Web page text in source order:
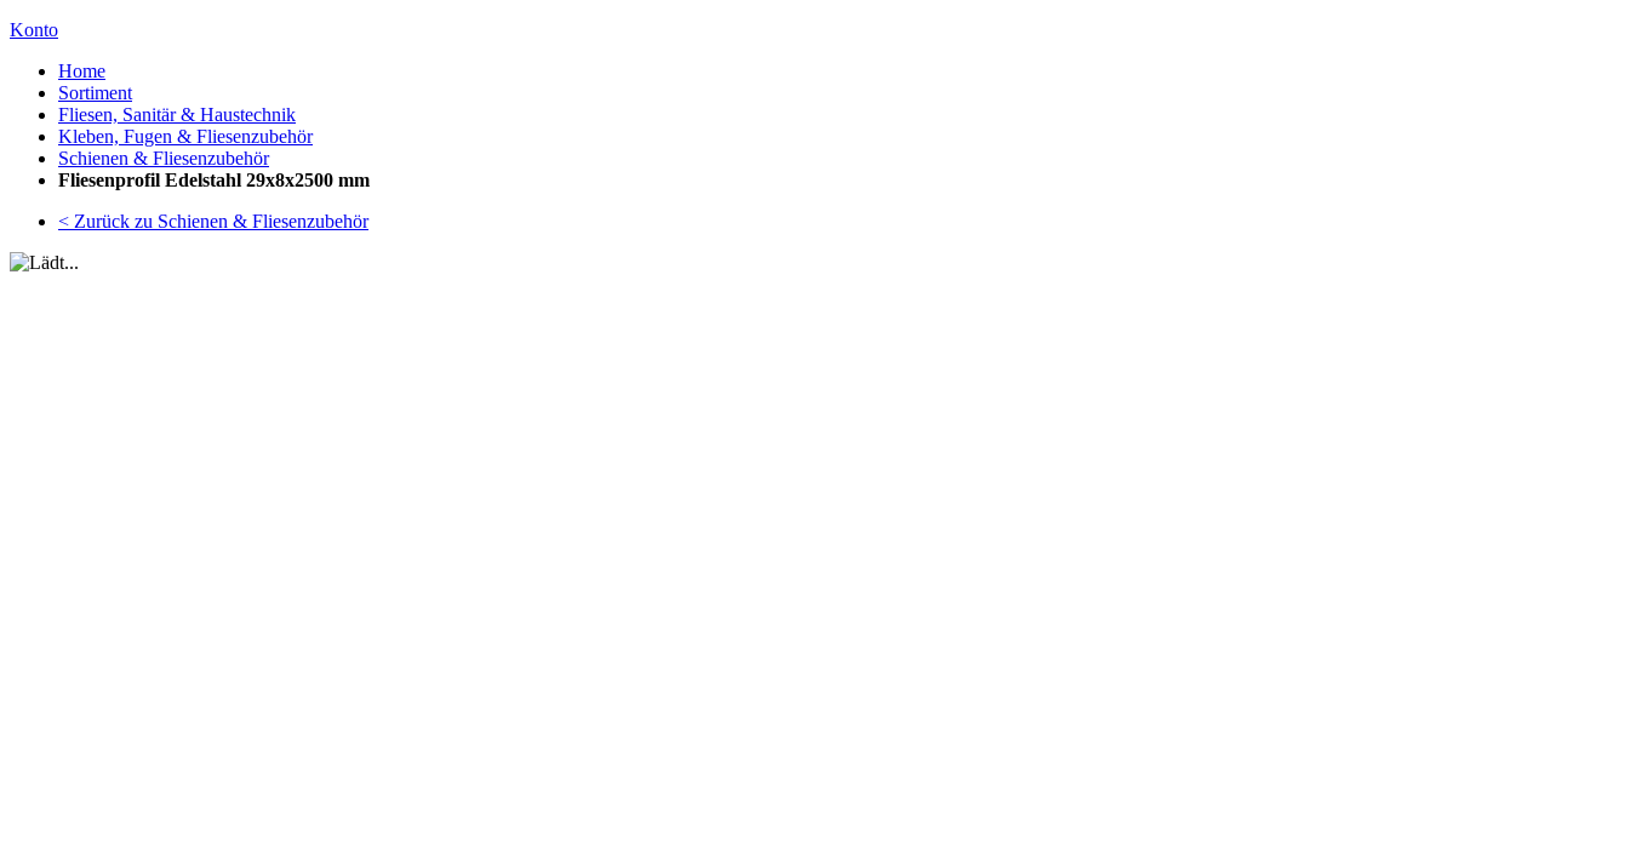
Konto
Home
Sortiment
Fliesen, Sanitär & Haustechnik
Kleben, Fugen & Fliesenzubehör
Schienen & Fliesenzubehör
Fliesenprofil Edelstahl 29x8x2500 mm
< Zurück zu Schienen & Fliesenzubehör